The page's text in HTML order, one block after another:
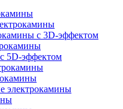
с 3D-эффектом
5D-эффектом
электрокамины